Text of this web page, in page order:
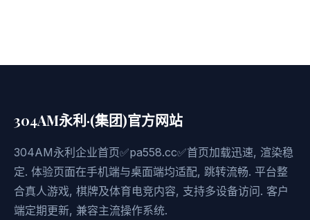
304AM永利·(集团)官方网站
304AM永利企业首页✅pa558.cc✅首页加载迅速, 渲染稳
定. 体验页面在手机端与桌面端均适配, 跳转流畅. 平台整
合真人游戏, 棋牌及体育电竞内容, 支持多设备访问. 客户
端定期更新, 兼容主流操作系统.